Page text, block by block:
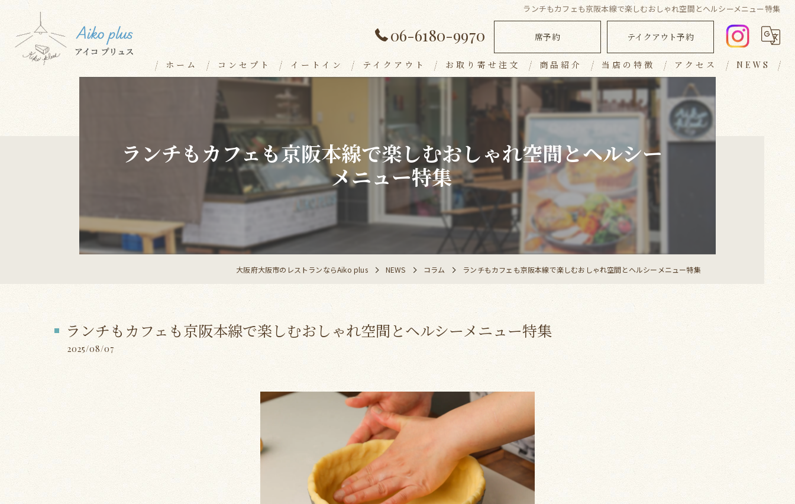
ランチもカフェも京阪本線で楽しむおしゃれ空間とヘルシーメニュー特集
06-6180-9970 席予約 テイクアウト予約
ホーム コンセプト イートイン
ランチメニュー
デザート
アラカルト
ドリンク
パーティープラン
テイクアウト お取り寄せ注文 商品紹介 当店の特徴
ランチ
キッシュ
おしゃれ
アクセス NEWS
ランチもカフェも京阪本線で楽しむおしゃれ空間とヘルシー
メニュー特集
大阪府大阪市のレストランならAiko plus NEWS コラム ランチもカフェも京阪本線で楽しむおしゃれ空間とヘルシーメニュー特集
ランチもカフェも京阪本線で楽しむおしゃれ空間とヘルシーメニュー特集
2025/08/07